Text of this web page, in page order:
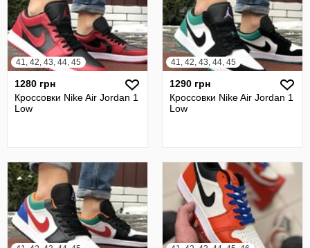
41, 42, 43, 44, 45
1280 грн
Кроссовки Nike Air Jordan 1
Low
41, 42, 43, 44, 45
1290 грн
Кроссовки Nike Air Jordan 1
Low